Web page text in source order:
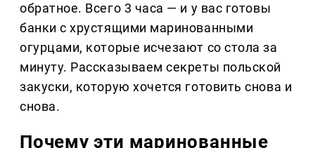
обратное. Всего 3 часа — и у вас готовы
банки с хрустящими маринованными
огурцами, которые исчезают со стола за
минуту. Рассказываем секреты польской
закуски, которую хочется готовить снова и
снова.
Почему эти маринованные